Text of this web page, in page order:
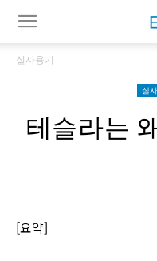
실사용기
실
테슬라는
[요약]